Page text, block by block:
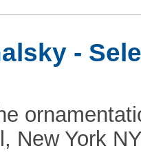
-
New York